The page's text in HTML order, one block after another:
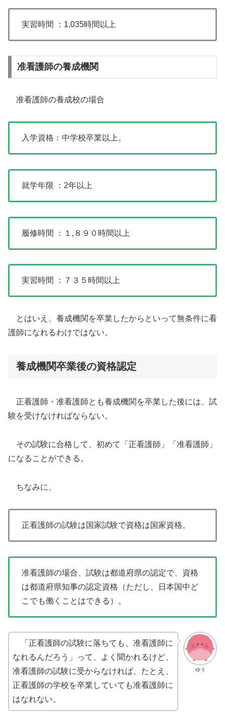
実習時間 ：1,035時間以上
准看護師の養成機関
准看護師の養成校の場合
入学資格：中学校卒業以上。
就学年限 ：2年以上
履修時間 ：１,８９０時間以上
実習時間 ：７３５時間以上
とはいえ、養成機関を卒業したからといって無条件に看
護師になれるわけではない。
養成機関卒業後の資格認定
正看護師・准看護師とも養成機関を卒業した後には、試
験を受けなければならない。
その試験に合格して、初めて「正看護師」「准看護師」
になることができる。
ちなみに、
正看護師の試験は国家試験で資格は国家資格。
准看護師の場合、試験は都道府県の認定で、資格
は都道府県知事の認定資格（ただし、日本国中ど
こでも働くことはできる）。
ゆう
「正看護師の試験に落ちても、准看護師に
なれるんだろう」って、よく聞かれるけど、
准看護師の試験に受からなければ、たとえ、
正看護師の学校を卒業していても准看護師に
はなれない。